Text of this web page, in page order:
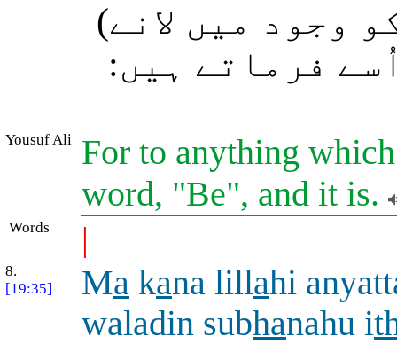
وجود میں لانے)
فرماتے ہیں:
Yousuf Ali
For to anything
word, "Be", and it is.
Words |
8.
[19:35]
Ma kana lillahi
waladin subhanahu i